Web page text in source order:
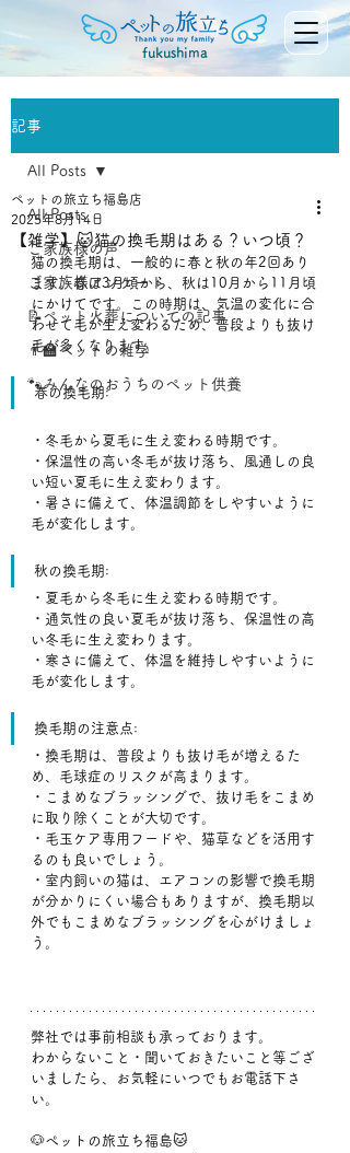
fukushima
記事
All Posts
ご家族様の声
ご家族様アンケート
📝ペット火葬についての記事
👨‍🏫ペットの雑学
🐾みんなのおうちのペット供養
All Posts
【雑学】🐱猫の換毛期はある？いつ頃？
ペットの旅立ち福島店
2025年8月14日
猫の換毛期は、一般的に春と秋の年2回あり
ます。春は3月頃から、秋は10月から11月頃
にかけてです。この時期は、気温の変化に合
わせて毛が生え変わるため、普段よりも抜け
毛が多くなります。﻿
春の換毛期:
・冬毛から夏毛に生え変わる時期です。﻿
・保温性の高い冬毛が抜け落ち、風通しの良
い短い夏毛に生え変わります。﻿
・暑さに備えて、体温調節をしやすいように
毛が変化します。﻿
秋の換毛期:
・夏毛から冬毛に生え変わる時期です。﻿
・通気性の良い夏毛が抜け落ち、保温性の高
い冬毛に生え変わります。﻿
・寒さに備えて、体温を維持しやすいように
毛が変化します。﻿
換毛期の注意点:
・換毛期は、普段よりも抜け毛が増えるた
め、毛球症のリスクが高まります。﻿
・こまめなブラッシングで、抜け毛をこまめ
に取り除くことが大切です。﻿
・毛玉ケア専用フードや、猫草などを活用す
るのも良いでしょう。
・室内飼いの猫は、エアコンの影響で換毛期
が分かりにくい場合もありますが、換毛期以
外でもこまめなブラッシングを心がけましょ
う。
弊社では事前相談も承っております。
わからないこと・聞いておきたいこと等ござ
いましたら、お気軽にいつでもお電話下さ
い。
🐶ペットの旅立ち福島🐱